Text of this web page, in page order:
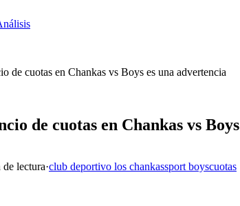
de cuotas en Chankas vs Boys es una advertencia
de cuotas en Chankas vs
de lectura·club deportivo los chankassport boyscuotas